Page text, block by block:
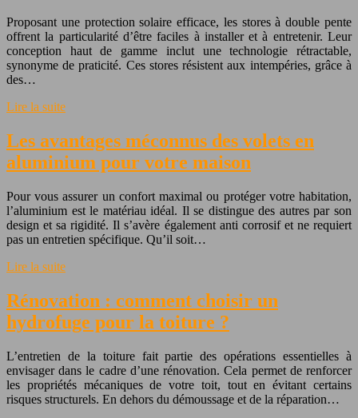
Proposant une protection solaire efficace, les stores à double pente
offrent la particularité d’être faciles à installer et à entretenir. Leur
conception haut de gamme inclut une technologie rétractable,
synonyme de praticité. Ces stores résistent aux intempéries, grâce à
des…
Lire la suite
Les avantages méconnus des volets en
aluminium pour votre maison
Pour vous assurer un confort maximal ou protéger votre habitation,
l’aluminium est le matériau idéal. Il se distingue des autres par son
design et sa rigidité. Il s’avère également anti corrosif et ne requiert
pas un entretien spécifique. Qu’il soit…
Lire la suite
Rénovation : comment choisir un
hydrofuge pour la toiture ?
L’entretien de la toiture fait partie des opérations essentielles à
envisager dans le cadre d’une rénovation. Cela permet de renforcer
les propriétés mécaniques de votre toit, tout en évitant certains
risques structurels. En dehors du démoussage et de la réparation…